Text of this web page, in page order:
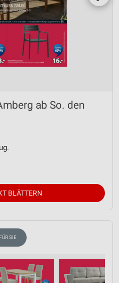
ab So. den
BLÄTTERN
SIE